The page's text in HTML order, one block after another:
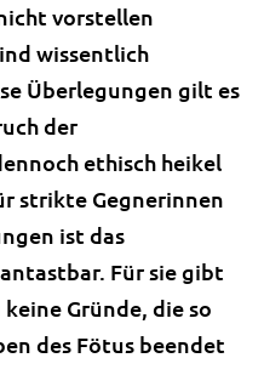
vorstellen
wissentlich
Überlegungen gilt es
der
ethisch heikel
strikte Gegnerinnen
ist das
Für sie gibt
Gründe, die so
des Fötus beendet